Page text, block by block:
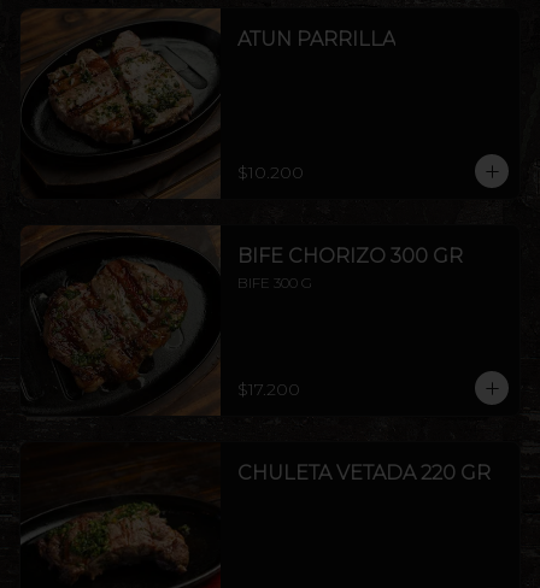
ATUN PARRILLA
$10.200
BIFE CHORIZO 300 GR
BIFE 300 G
$17.200
CHULETA VETADA 220 GR